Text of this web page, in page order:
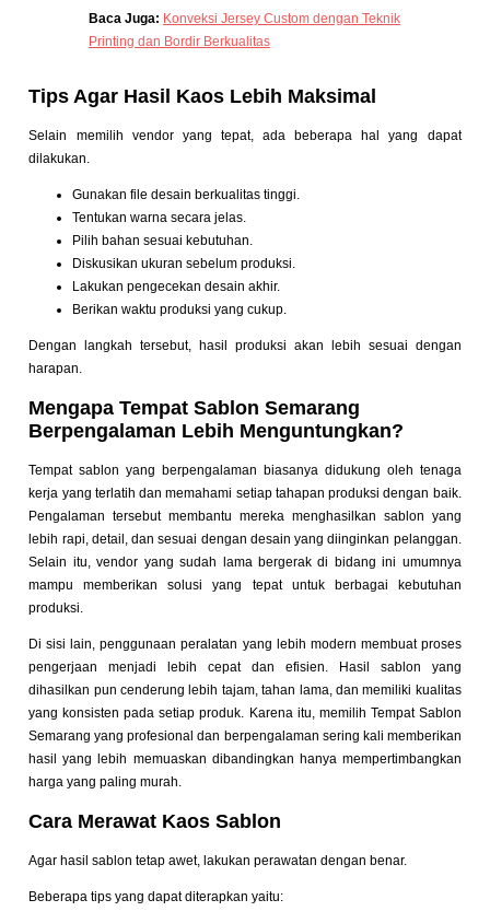
Baca Juga: Konveksi Jersey Custom dengan Teknik
Printing dan Bordir Berkualitas
Tips Agar Hasil Kaos Lebih Maksimal
Selain memilih vendor yang tepat, ada beberapa hal yang dapat
dilakukan.
Gunakan file desain berkualitas tinggi.
Tentukan warna secara jelas.
Pilih bahan sesuai kebutuhan.
Diskusikan ukuran sebelum produksi.
Lakukan pengecekan desain akhir.
Berikan waktu produksi yang cukup.
Dengan langkah tersebut, hasil produksi akan lebih sesuai dengan
harapan.
Mengapa Tempat Sablon Semarang
Berpengalaman Lebih Menguntungkan?
Tempat sablon yang berpengalaman biasanya didukung oleh tenaga
kerja yang terlatih dan memahami setiap tahapan produksi dengan baik.
Pengalaman tersebut membantu mereka menghasilkan sablon yang
lebih rapi, detail, dan sesuai dengan desain yang diinginkan pelanggan.
Selain itu, vendor yang sudah lama bergerak di bidang ini umumnya
mampu memberikan solusi yang tepat untuk berbagai kebutuhan
produksi.
Di sisi lain, penggunaan peralatan yang lebih modern membuat proses
pengerjaan menjadi lebih cepat dan efisien. Hasil sablon yang
dihasilkan pun cenderung lebih tajam, tahan lama, dan memiliki kualitas
yang konsisten pada setiap produk. Karena itu, memilih Tempat Sablon
Semarang yang profesional dan berpengalaman sering kali memberikan
hasil yang lebih memuaskan dibandingkan hanya mempertimbangkan
harga yang paling murah.
Cara Merawat Kaos Sablon
Agar hasil sablon tetap awet, lakukan perawatan dengan benar.
Beberapa tips yang dapat diterapkan yaitu: